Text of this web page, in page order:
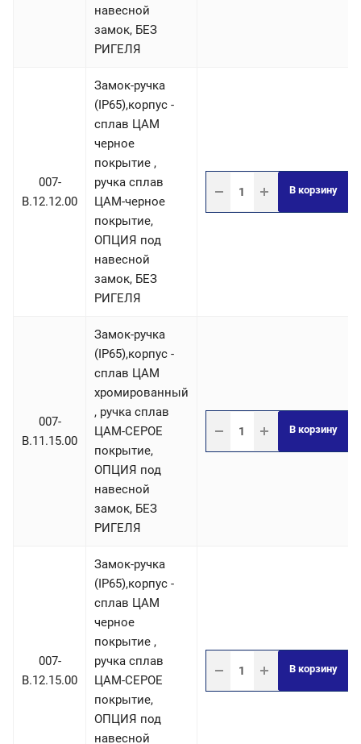
навесной
замок, БЕЗ
РИГЕЛЯ
007-
B.12.12.00
Замок-ручка
(IP65),корпус -
сплав ЦАМ
черное
покрытие ,
ручка сплав
ЦАМ-черное
покрытие,
ОПЦИЯ под
навесной
замок, БЕЗ
РИГЕЛЯ
В корзину
007-
B.11.15.00
Замок-ручка
(IP65),корпус -
сплав ЦАМ
хромированный
, ручка сплав
ЦАМ-СЕРОЕ
покрытие,
ОПЦИЯ под
навесной
замок, БЕЗ
РИГЕЛЯ
В корзину
007-
B.12.15.00
Замок-ручка
(IP65),корпус -
сплав ЦАМ
черное
покрытие ,
ручка сплав
ЦАМ-СЕРОЕ
покрытие,
ОПЦИЯ под
навесной
В корзину